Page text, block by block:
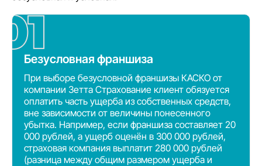
Безусловная франшиза
При выборе безусловной франшизы КАСКО от
компании Зетта Страхование клиент обязуется
оплатить часть ущерба из собственных средств,
вне зависимости от величины понесенного
убытка. Например, если франшиза составляет 20
000 рублей, а ущерб оценён в 300 000 рублей,
страховая компания выплатит 280 000 рублей
(разница между общим размером ущерба и